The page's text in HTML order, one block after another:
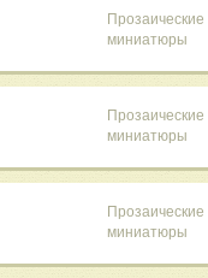
Прозаические
миниатюры
Прозаические
миниатюры
Прозаические
миниатюры